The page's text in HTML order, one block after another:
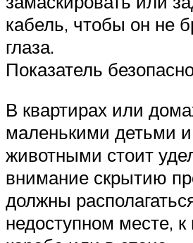
кабель, чтобы он не
глаза.
Показатель
В квартирах или
маленькими детьми
животными стоит
внимание скрытию
должны
недоступном месте,